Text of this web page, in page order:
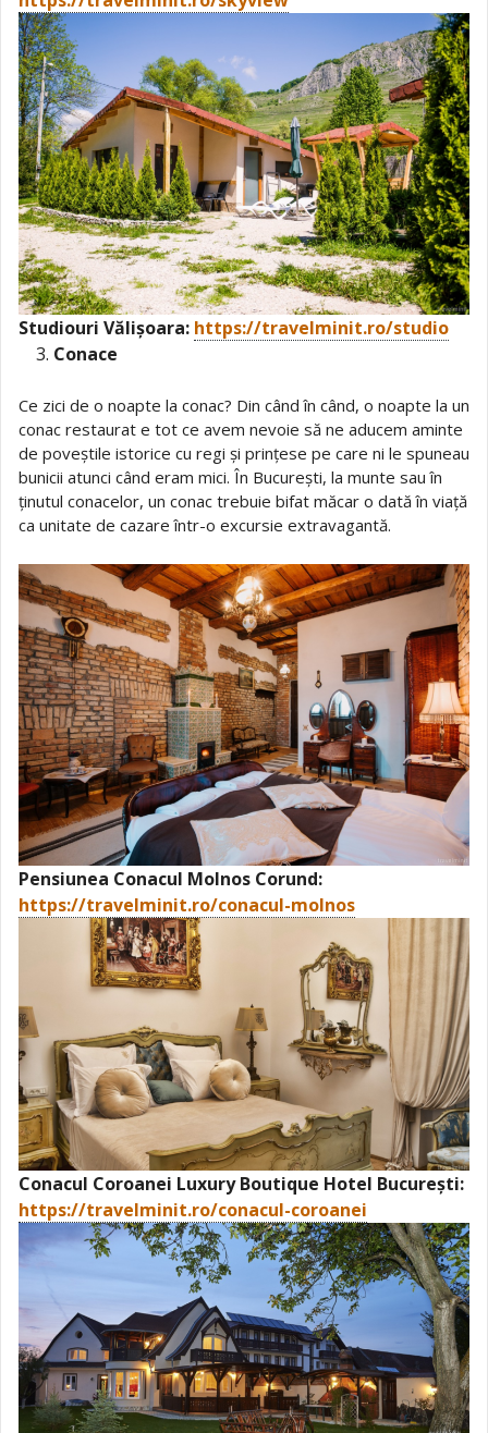
Studiouri Vălișoara: https://travelminit.ro/studio
Conace
Ce zici de o noapte la conac? Din când în când, o noapte la un
conac restaurat e tot ce avem nevoie să ne aducem aminte
de poveștile istorice cu regi și prințese pe care ni le spuneau
bunicii atunci când eram mici. În București, la munte sau în
ținutul conacelor, un conac trebuie bifat măcar o dată în viață
ca unitate de cazare într-o excursie extravagantă.
Pensiunea Conacul Molnos Corund:
https://travelminit.ro/conacul-molnos
Conacul Coroanei Luxury Boutique Hotel București:
https://travelminit.ro/conacul-coroanei